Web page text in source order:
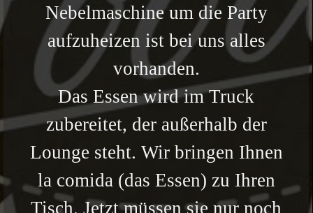
Nebelmaschine um die Party
aufzuheizen ist bei uns alles
vorhanden.
Das Essen wird im Truck
zubereitet, der außerhalb der
Lounge steht. Wir bringen Ihnen
la comida (das Essen) zu Ihren
Tisch. Jetzt müssen sie nur noch